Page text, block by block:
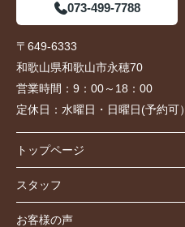
073-499-7788
〒649-6333
和歌山県和歌山市永穂70
営業時間： 9：00～18：00
定休日： 水曜日・日曜日(予約可）
トップページ
スタッフ
お客様の声